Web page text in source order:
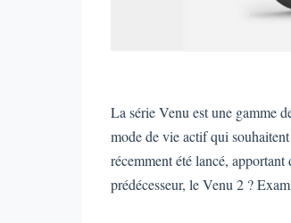
La série Venu est une gamme
mode de vie actif qui
récemment été lancé,
prédécesseur, le Venu 2 ?